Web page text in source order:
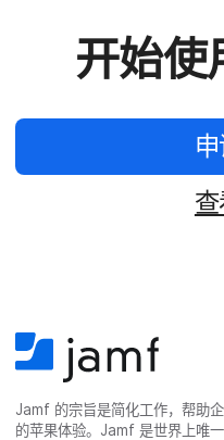
开始​使
Jamf 的​宗旨​是​简化​工作，​帮助​
的​苹果​体验。 Jamf是​世界​上​唯​